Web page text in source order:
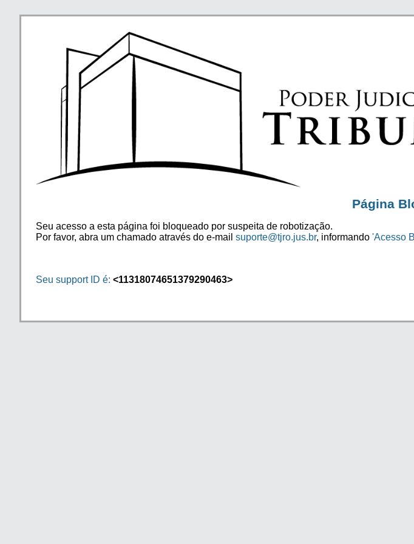
Página
Seu acesso a esta página foi bloqueado por suspeita de robotização.
Por favor, abra um chamado através do e-mail suporte@tjro.jus.br, informando 'Acesso
Seu support ID é: <11318074651379290463>